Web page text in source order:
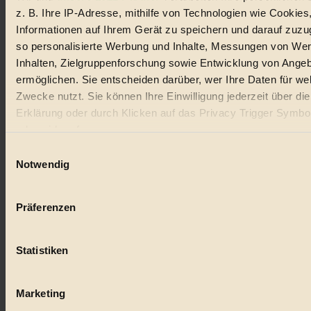
z. B. Ihre IP-Adresse, mithilfe von Technologien wie
Informationen auf Ihrem Gerät zu speichern und darauf
so personalisierte Werbung und Inhalte, Messungen von
Inhalten, Zielgruppenforschung sowie Entwicklung von
ermöglichen. Sie entscheiden darüber, wer Ihre Daten für
Zwecke nutzt. Sie können Ihre Einwilligung jederzeit über
Erklärung oder durch Klicken auf das Privacy Trigger
oder widerrufen
Wenn Sie es erlauben, würden wir auch gerne:
Ihr Gerät durch aktives Scannen nach bestimmten
Erfahren Sie mehr darüber, wie Ihre persönlichen Daten
Notwendig
Präferenzen
Statistiken
Marketing
Natur
kinderbuch
nachhaltig